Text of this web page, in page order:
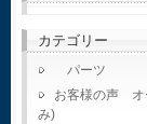
カテゴリー
パーツ
お客様の声 オ
み)